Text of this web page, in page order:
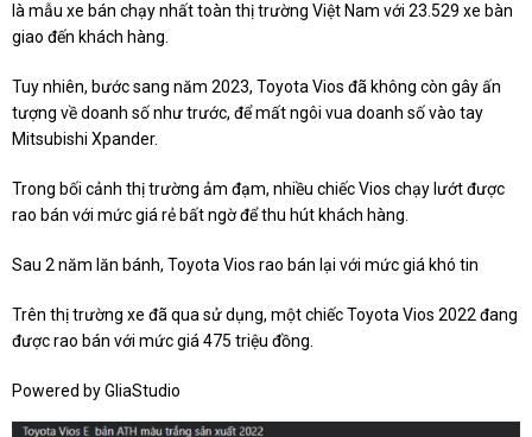
là mẫu xe bán chạy nhất toàn thị trường Việt Nam với 23.529 xe bàn
giao đến khách hàng.
Tuy nhiên, bước sang năm 2023, Toyota Vios đã không còn gây ấn
tượng về doanh số như trước, để mất ngôi vua doanh số vào tay
Mitsubishi Xpander.
Trong bối cảnh thị trường ảm đạm, nhiều chiếc Vios chạy lướt được
rao bán với mức giá rẻ bất ngờ để thu hút khách hàng.
Sau 2 năm lăn bánh, Toyota Vios rao bán lại với mức giá khó tin
Trên thị trường xe đã qua sử dụng, một chiếc Toyota Vios 2022 đang
được rao bán với mức giá 475 triệu đồng.
Powered byGliaStudio